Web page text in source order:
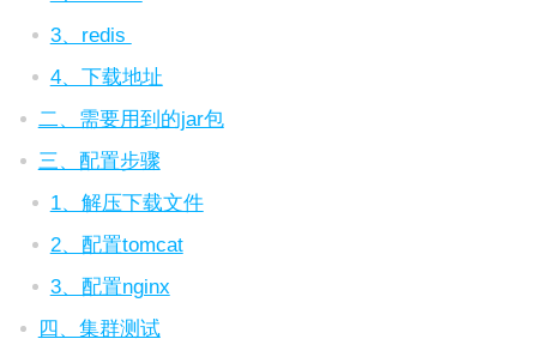
3、redis
4、下载地址
二、需要用到的jar包
三、配置步骤
1、解压下载文件
2、配置tomcat
3、配置nginx
四、集群测试